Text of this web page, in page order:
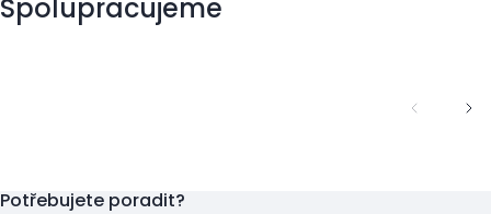
Spolupracujeme
Potřebujete poradit?